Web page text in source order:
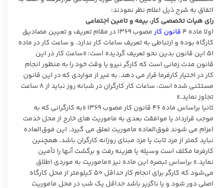
اتفاق به شرح ذیل اعلام نظر نمودند:
رای هیات تخصصی کار، بیمه و تامین اجتماعی
اولا ماده ۴
قانون کار
مصوب ۱۳۶۹ در مقام تعریف و تعیین مصادیق
کارگاه بوده و ارتباطی به تعریف ساعات کار ندارد. و ساعت کار در ماده
۵۱ این قانون بدین نحو تعریف گردیده است: «ساعت کار در این
قانون مدت زمانی است که کارگر نیرو یا وقت خود را به منظور انجام
کار در اختیار کارفرما قرار می‌ دهد. به غیر از مواردی که در این قانون
مستثنی شده است. ساعات کار کارگران در شبانه روز نباید از ۸ ساعت
تجاوز نماید.»
ثانیا براساس ماده ۴۶ قانون کار مصوب ۱۳۶۹ «به کارگرانی که به
موجب قرارداد یا موافقت بعدی به ماموریت های خارج از محل خدمت
اعزام می ‌شوند فوق‌العاده ماموریت تعلق می‌ گیرد. این فوق‌العاده
نباید کمتر از مزد ثابت یا مزد مبنای روزانه کارگران باشد، همچنین
کارفرما مکلف است وسیله یا هزینه رفت ‌و‌ برگشت آنها را تأمین
نماید.» براساس تبصره این ماده نیز «ماموریت به موردی اطلاق
می‌شود که کارگر برای انجام کار حداقل ۵۰ کیلومتر از محل کارگاه
اصلی دور شود و یا ناگزیر باشد حداقل یک شب در محل ماموریت